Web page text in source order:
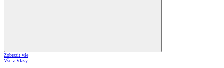
Zobrazit vše
Vše z Vlasy